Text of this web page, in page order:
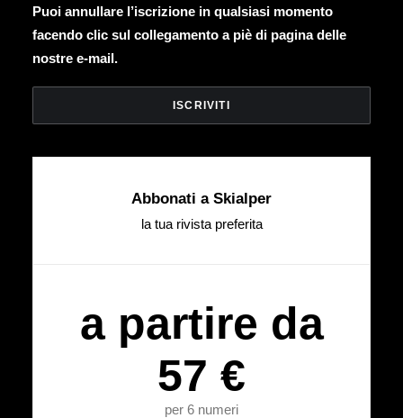
Puoi annullare l’iscrizione in qualsiasi momento
facendo clic sul collegamento a piè di pagina delle
nostre e-mail.
Abbonati a Skialper
la tua rivista preferita
a partire da
57 €
per 6 numeri